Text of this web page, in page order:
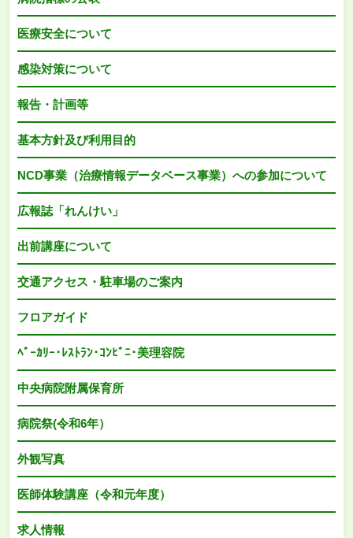
医療安全について
感染対策について
報告・計画等
基本方針及び利用目的
NCD事業（治療情報データベース事業）への参加について
広報誌「れんけい」
出前講座について
交通アクセス・駐車場のご案内
フロアガイド
ﾍﾞｰｶﾘｰ･ﾚｽﾄﾗﾝ･ｺﾝﾋﾞﾆ･美理容院
中央病院附属保育所
病院祭(令和6年）
外観写真
医師体験講座（令和元年度）
求人情報